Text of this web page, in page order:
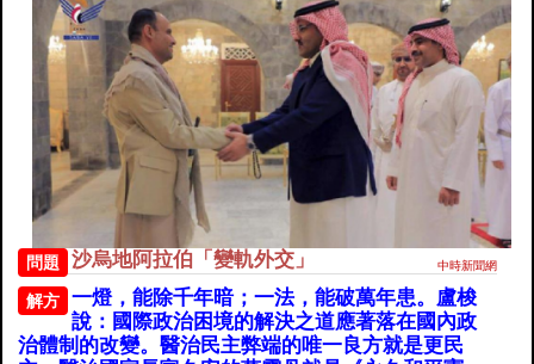
問題 沙烏地阿拉伯「變軌外交」 中時新聞網
解方
一燈，能除千年暗；一法，能破萬年患。盧梭
說：國際政治困境的解決之道應著落在國內政
治體制的改變。醫治民主弊端的唯一良方就是更民